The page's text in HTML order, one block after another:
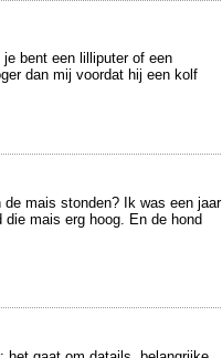
je bent een lilliputer of een
dan mij voordat hij een kolf
mais stonden? Ik was een jaar
mais erg hoog. En de hond